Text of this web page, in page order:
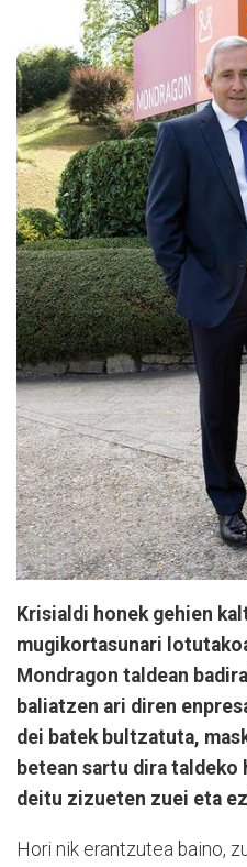
Krisialdi honek gehien
mugikortasunari
Mondragon taldean
baliatzen ari diren
dei batek bultzatuta,
betean sartu dira
deitu zizueten zuei eta
Hori nik erantzutea baino,